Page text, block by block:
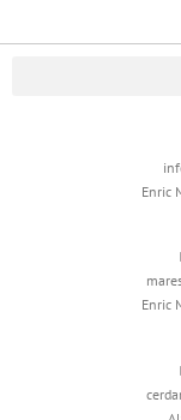
Enric
Enric